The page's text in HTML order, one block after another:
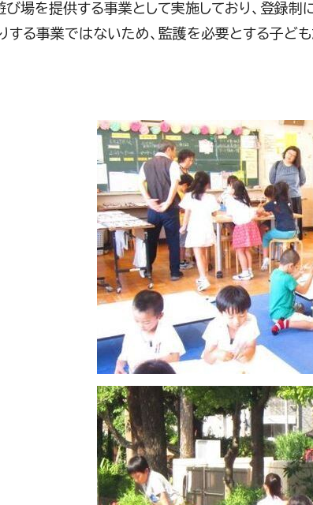
場を提供する事業として実施しており、登録制
する事業ではないため、監護を必要とする子ど